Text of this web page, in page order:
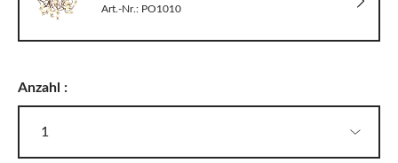
Art.-Nr.: PO1010
Anzahl :